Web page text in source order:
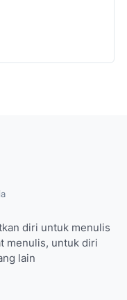
diri untuk menulis
menulis, untuk diri
lain